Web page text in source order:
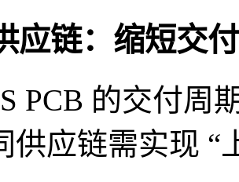
应链：缩短交
PCB 的交付周
供应链需实现 “